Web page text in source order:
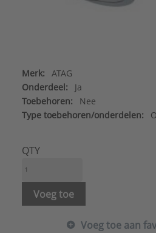
Merk:
ATAG
Onderdeel:
Ja
Toebehoren:
Nee
Type toebehoren/onderdelen:
QTY
Voeg toe
Voeg toe aan